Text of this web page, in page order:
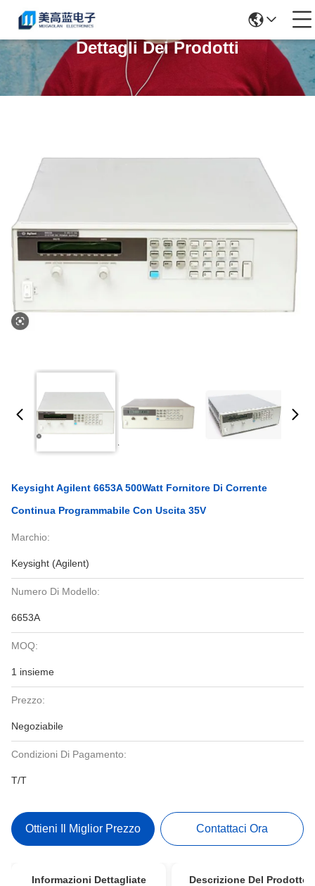
Dettagli Dei Prodotti
Keysight Agilent 6653A 500Watt Fornitore Di Corrente
Continua Programmabile Con Uscita 35V
Marchio:
Keysight (Agilent)
Numero Di Modello:
6653A
MOQ:
1 insieme
Prezzo:
Negoziabile
Condizioni Di Pagamento:
T/T
Ottieni Il Miglior Prezzo Contattaci Ora
Informazioni Dettagliate Descrizione Del Prodotto